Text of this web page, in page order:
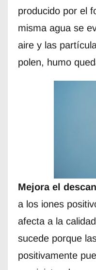
producido por el
misma agua se
aire y las
polen, humo
Mejora el
a los iones
afecta a la
sucede porque
positivamente